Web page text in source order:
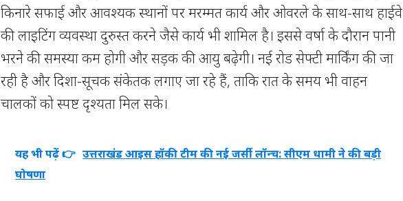
किनारे सफाई और आवश्यक स्थानों पर मरम्मत कार्य और ओवरले के साथ-साथ हाईवे
की लाइटिंग व्यवस्था दुरुस्त करने जैसे कार्य भी शामिल है। इससे वर्षा के दौरान पानी
भरने की समस्या कम होगी और सड़क की आयु बढ़ेगी। नई रोड सेफ्टी मार्किंग की जा
रही है और दिशा-सूचक संकेतक लगाए जा रहे हैं, ताकि रात के समय भी वाहन
चालकों को स्पष्ट दृश्यता मिल सके।
यह भी पढ़ें 👉 उत्तराखंड आइस हॉकी टीम की नई जर्सी लॉन्च: सीएम धामी ने की बड़ी
घोषणा